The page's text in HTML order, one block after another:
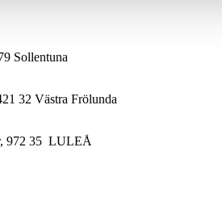
Sollentuna
32 Västra Frölunda
972 35 LULEÅ